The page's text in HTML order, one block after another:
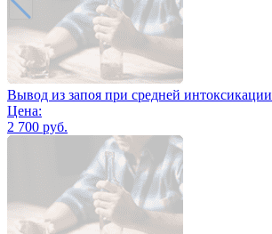
Вывод из запоя при средней интоксикации
Цена:
2 700 руб.